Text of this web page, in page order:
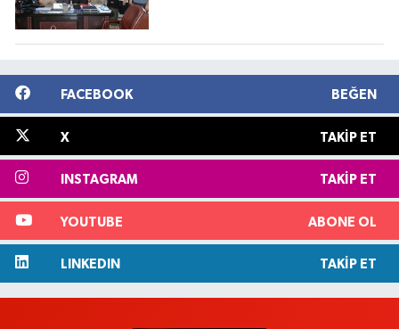
FACEBOOK BEĞEN
X TAKIP ET
INSTAGRAM TAKIP ET
YOUTUBE ABONE OL
LINKEDIN TAKIP ET